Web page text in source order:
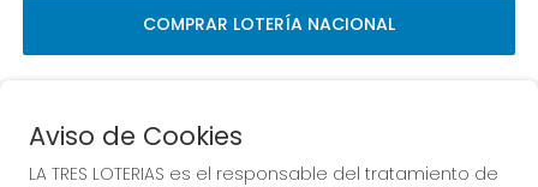
COMPRAR LOTERÍA NACIONAL
Aviso de Cookies
LA TRES LOTERIAS es el responsable del tratamiento de